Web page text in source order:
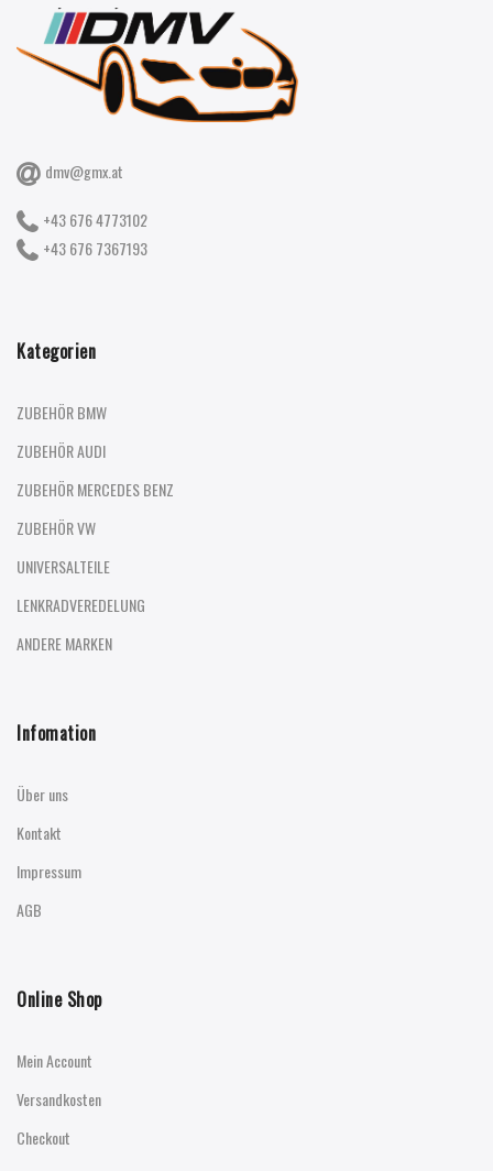
dmv@gmx.at
+43 676 4773102
+43 676 7367193
Kategorien
ZUBEHÖR BMW
ZUBEHÖR AUDI
ZUBEHÖR MERCEDES BENZ
ZUBEHÖR VW
UNIVERSALTEILE
LENKRADVEREDELUNG
ANDERE MARKEN
Infomation
Über uns
Kontakt
Impressum
AGB
Online Shop
Mein Account
Versandkosten
Checkout